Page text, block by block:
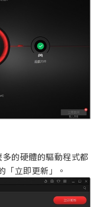
的硬體的驅動程式都
「立即更新」。